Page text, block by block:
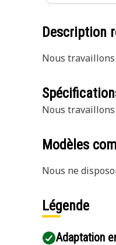
Description
Nous
Nous
Modèles
Nous ne
Légende
Adaptation